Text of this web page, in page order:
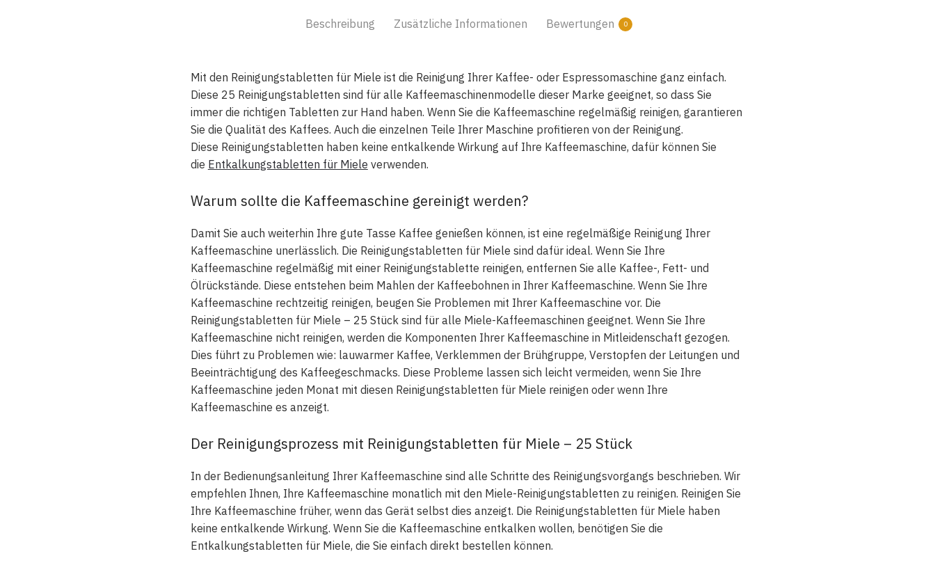
Beschreibung Zusätzliche Informationen Bewertungen 0
Mit den Reinigungstabletten für Miele ist die Reinigung Ihrer Kaffee- oder Espressomaschine ganz einfach.
Diese 25 Reinigungstabletten sind für alle Kaffeemaschinenmodelle dieser Marke geeignet, so dass Sie
immer die richtigen Tabletten zur Hand haben. Wenn Sie die Kaffeemaschine regelmäßig reinigen, garantieren
Sie die Qualität des Kaffees. Auch die einzelnen Teile Ihrer Maschine profitieren von der Reinigung.
Diese Reinigungstabletten haben keine entkalkende Wirkung auf Ihre Kaffeemaschine, dafür können Sie
die Entkalkungstabletten für Miele verwenden.
Warum sollte die Kaffeemaschine gereinigt werden?
Damit Sie auch weiterhin Ihre gute Tasse Kaffee genießen können, ist eine regelmäßige Reinigung Ihrer
Kaffeemaschine unerlässlich. Die Reinigungstabletten für Miele sind dafür ideal. Wenn Sie Ihre
Kaffeemaschine regelmäßig mit einer Reinigungstablette reinigen, entfernen Sie alle Kaffee-, Fett- und
Ölrückstände. Diese entstehen beim Mahlen der Kaffeebohnen in Ihrer Kaffeemaschine. Wenn Sie Ihre
Kaffeemaschine rechtzeitig reinigen, beugen Sie Problemen mit Ihrer Kaffeemaschine vor. Die
Reinigungstabletten für Miele – 25 Stück sind für alle Miele-Kaffeemaschinen geeignet. Wenn Sie Ihre
Kaffeemaschine nicht reinigen, werden die Komponenten Ihrer Kaffeemaschine in Mitleidenschaft gezogen.
Dies führt zu Problemen wie: lauwarmer Kaffee, Verklemmen der Brühgruppe, Verstopfen der Leitungen und
Beeinträchtigung des Kaffeegeschmacks. Diese Probleme lassen sich leicht vermeiden, wenn Sie Ihre
Kaffeemaschine jeden Monat mit diesen Reinigungstabletten für Miele reinigen oder wenn Ihre
Kaffeemaschine es anzeigt.
Der Reinigungsprozess mit Reinigungstabletten für Miele – 25 Stück
In der Bedienungsanleitung Ihrer Kaffeemaschine sind alle Schritte des Reinigungsvorgangs beschrieben. Wir
empfehlen Ihnen, Ihre Kaffeemaschine monatlich mit den Miele-Reinigungstabletten zu reinigen. Reinigen Sie
Ihre Kaffeemaschine früher, wenn das Gerät selbst dies anzeigt. Die Reinigungstabletten für Miele haben
keine entkalkende Wirkung. Wenn Sie die Kaffeemaschine entkalken wollen, benötigen Sie die
Entkalkungstabletten für Miele, die Sie einfach direkt bestellen können.